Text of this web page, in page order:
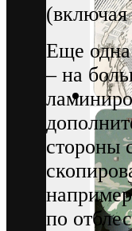
Еще одна
– на
стороны
по